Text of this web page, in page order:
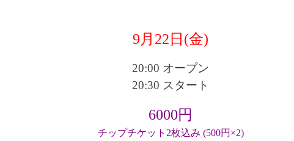
9月22日(金)
20:00 オープン
20:30 スタート
6000円
チップチケット2枚込み (500円×2)